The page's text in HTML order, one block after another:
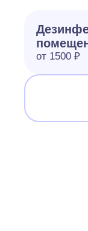
от 1500 ₽